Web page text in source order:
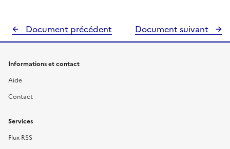
Document précédent Document suivant
Informations et contact
Aide
Contact
Services
Flux RSS